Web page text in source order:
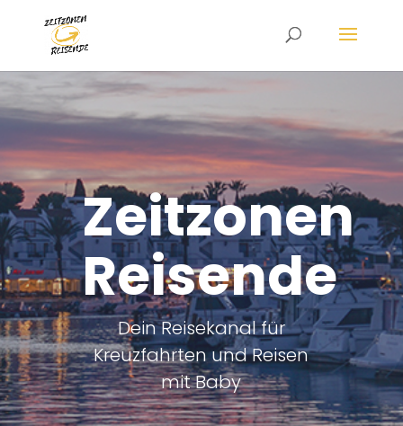
Zeitzonen
Reisende
Dein Reisekanal für
Kreuzfahrten und Reisen
mit Baby